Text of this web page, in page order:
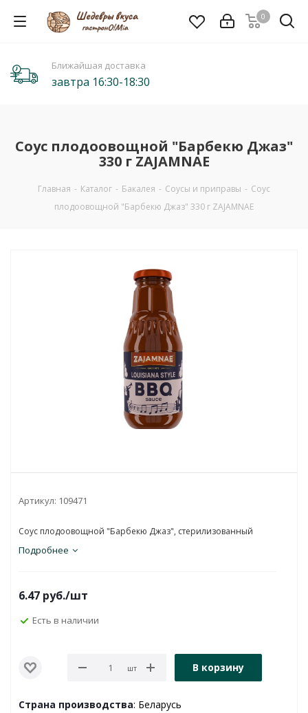
0
Ближайшая доставка
завтра 16:30-18:30
Соус плодоовощной "Барбекю Джаз"
330 г ZAJAMNAE
Главная - Каталог - Бакалея - Соусы и приправы - Соус
плодоовощной "Барбекю Джаз" 330 г ZAJAMNAE
Артикул: 109471
Соус плодоовощной "Барбекю Джаз", стерилизованный
Подробнее
6.47 руб./шт
Есть в наличии
шт В корзину
Страна производства: Беларусь